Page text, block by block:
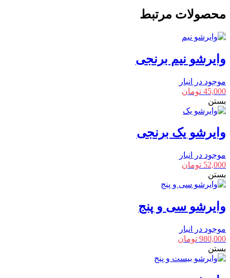
محصولات مرتبط
وایرشو نیم برنجی
موجود در انبار
45,000 تومان
بستن
وایرشو یک برنجی
موجود در انبار
52,000 تومان
بستن
وایرشو سی و پنج
موجود در انبار
980,000 تومان
بستن